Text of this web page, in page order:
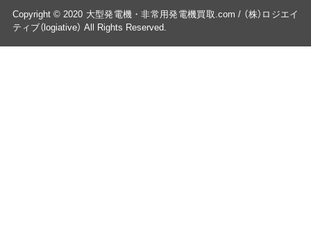
Copyright © 2020 大型発電機・非常用発電機買取.com / （株）ロジエイ
ティブ（logiative） All Rights Reserved.